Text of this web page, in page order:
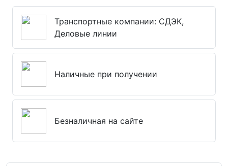
Транспортные компании: СДЭК,
Деловые линии
Наличные при получении
Безналичная на сайте